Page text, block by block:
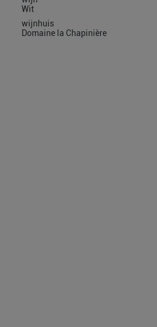
Wit
wijnhuis
Domaine la Chapinière